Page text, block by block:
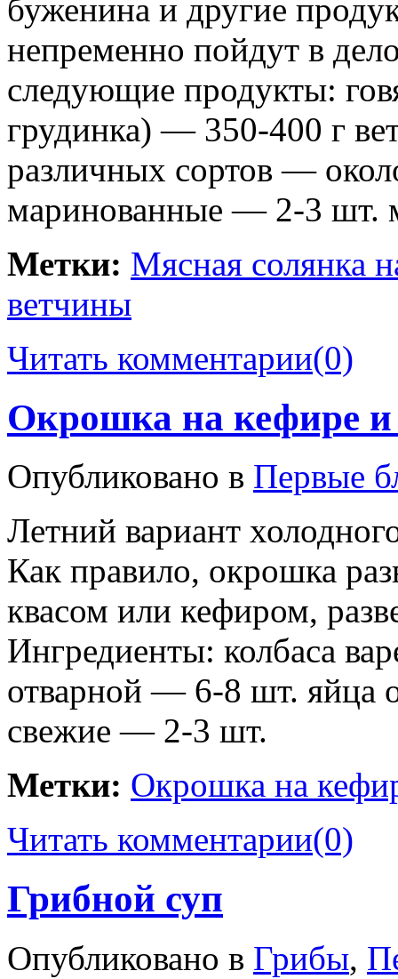
буженина и другие
непременно пойдут в
следующие продукты:
грудинка) — 350-400 г
различных сортов —
маринованные — 2-3 шт.
Метки: Мясная солянка
ветчины
Читать комментарии(0)
Окрошка на кефире и
Опубликовано в Первые
Летний вариант
Как правило, окрошка
квасом или кефиром,
Ингредиенты: колбаса
отварной — 6-8 шт. яйца
свежие — 2-3 шт.
Метки: Окрошка на
Читать комментарии(0)
Грибной суп
Опубликовано в Грибы,